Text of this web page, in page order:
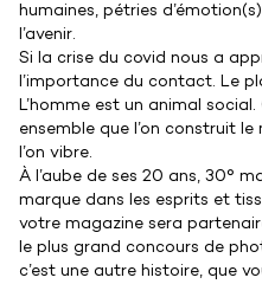
humaines, pétries
l’avenir.
Si la crise du covid nous a
l’importance du contact. Le
L’homme est un animal
ensemble que l’on construit le
l’on vibre.
À l’aube de ses 20 ans, 30°
marque dans les esprits et
votre magazine sera
le plus grand concours de
c’est une autre histoire, que